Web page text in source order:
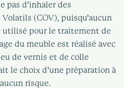
pas d’inhaler des
(COV), puisqu’aucun
utilisé pour le traitement de
du meuble est réalisé avec
de vernis et de colle
le choix d’une préparation à
risque.